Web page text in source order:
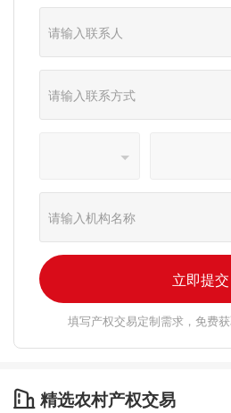

立即提交
填写产权交易定制需求，免费
 精选农村产权交易